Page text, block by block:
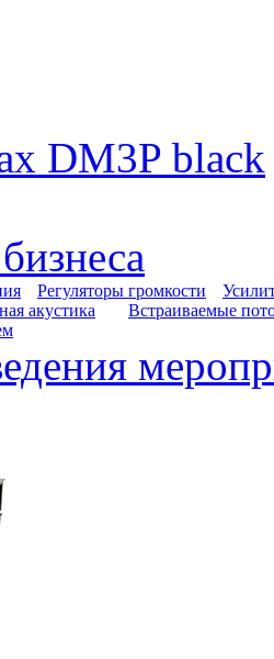
DM3P black
Регуляторы громкости
акустика
Встраиваемые